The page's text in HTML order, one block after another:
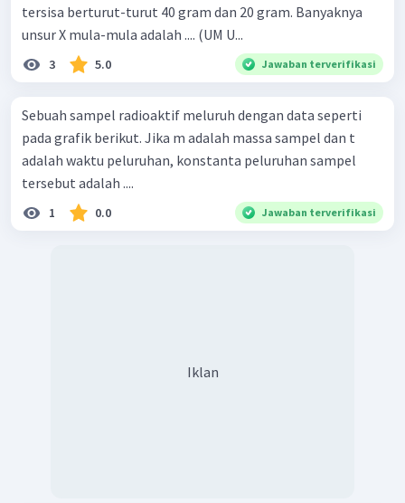
tersisa berturut-turut 40 gram dan 20 gram. Banyaknya
unsur X mula-mula adalah .... (UM U...
3 5.0 Jawaban terverifikasi
Sebuah sampel radioaktif meluruh dengan data seperti
pada grafik berikut. Jika m adalah massa sampel dan t
adalah waktu peluruhan, konstanta peluruhan sampel
tersebut adalah ....
1 0.0 Jawaban terverifikasi
Iklan